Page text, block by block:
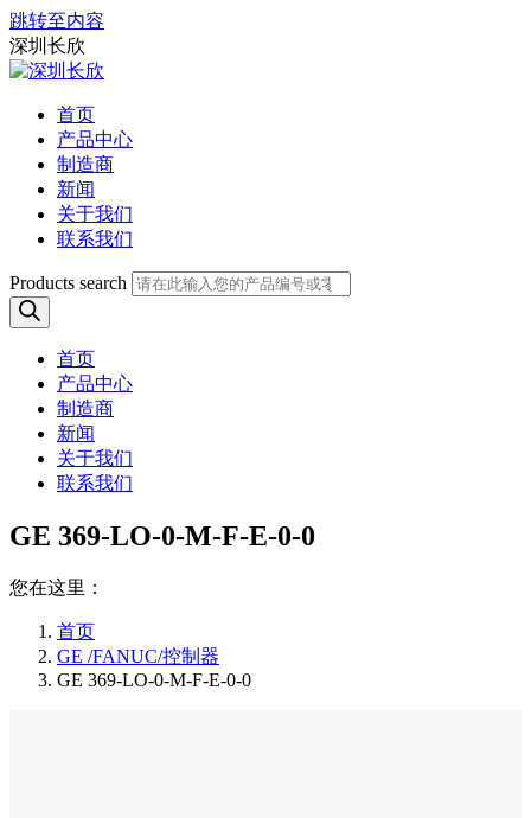
跳转至内容
深圳长欣
首页
产品中心
制造商
新闻
关于我们
联系我们
Products search
首页
产品中心
制造商
新闻
关于我们
联系我们
GE 369-LO-0-M-F-E-0-0
您在这里：
首页
GE /FANUC/控制器
GE 369-LO-0-M-F-E-0-0